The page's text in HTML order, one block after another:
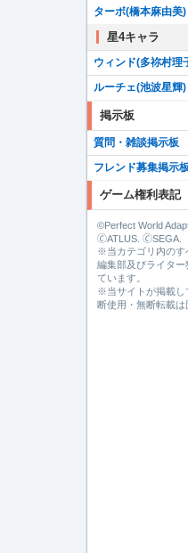
ターボ(橋本麻由美)
星4キャラ
ウィンド(多祢村理
ルーチェ(池波星輝)
掲示板
質問・雑談掲示板
フレンド募集掲示
ゲーム権利表記
©Perfect World
🄫ATLUS. 🄫SEGA.
※当カテゴリ内のす
編集部及びライター
ています。
※当サイトが掲載し
断使用・無断転載は